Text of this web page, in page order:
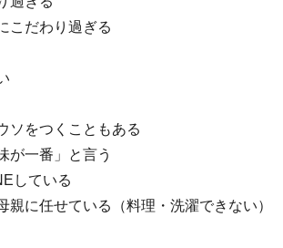
こだわり過ぎる
ソをつくこともある
が一番」と言う
している
親に任せている（料理・洗濯できない）